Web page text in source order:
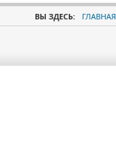
ВЫ ЗДЕСЬ: ГЛАВНАЯ